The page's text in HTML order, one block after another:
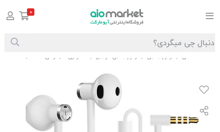
صفحه اصلی / لوازم جانبی / لوازم جانبی موبایل / هندزفری شیائومی Xiaomi BRE01JY Earphone
0